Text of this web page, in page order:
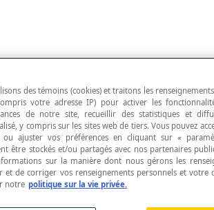
un objet donné.
des témoins (cookies) et traitons les
votre adresse IP) pour activer les
de notre site, recueillir des statistiques et
y compris sur les sites web de tiers. Vous pouvez
ou ajuster vos préférences en cliquant sur «
être stockés et/ou partagés avec nos partenaires
sur la manière dont nous gérons les
et de corriger vos renseignements personnels et
notre politique sur la vie privée.